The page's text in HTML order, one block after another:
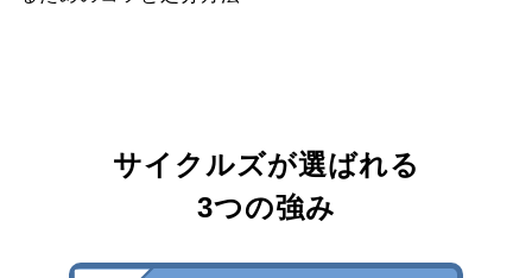
サイクルズが選ばれる
3つの強み